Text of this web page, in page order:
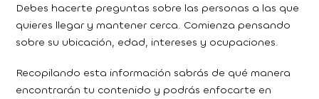
Debes hacerte preguntas sobre las personas a las que
quieres llegar y mantener cerca. Comienza pensando
sobre su ubicación, edad, intereses y ocupaciones.
Recopilando esta información sabrás de qué manera
encontrarán tu contenido y podrás enfocarte en